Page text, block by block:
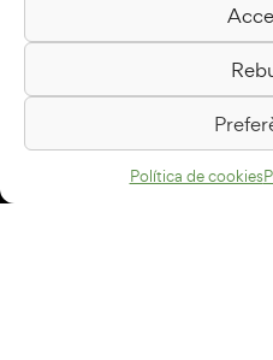
Política de cookies
Biblioteca Pilarin
Passeig de la Generalitat,
08500 Vic